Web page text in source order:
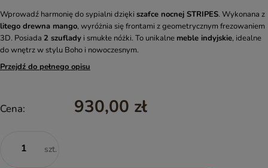
Wprowadź harmonię do sypialni dzięki szafce nocnej STRIPES. Wykonana z
litego drewna mango, wyróżnia się frontami z geometrycznym frezowaniem
3D. Posiada 2 szuflady i smukłe nóżki. To unikalne meble indyjskie, idealne
do wnętrz w stylu Boho i nowoczesnym.
Przejdź do pełnego opisu
Cena: 930,00 zł
szt.